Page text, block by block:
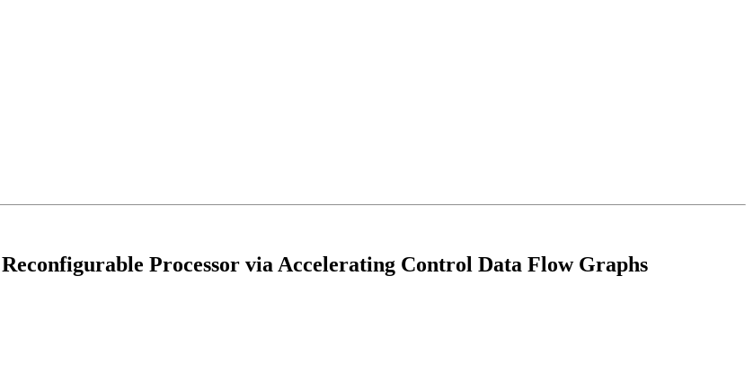
Processor via Accelerating Control Data Flow Graphs